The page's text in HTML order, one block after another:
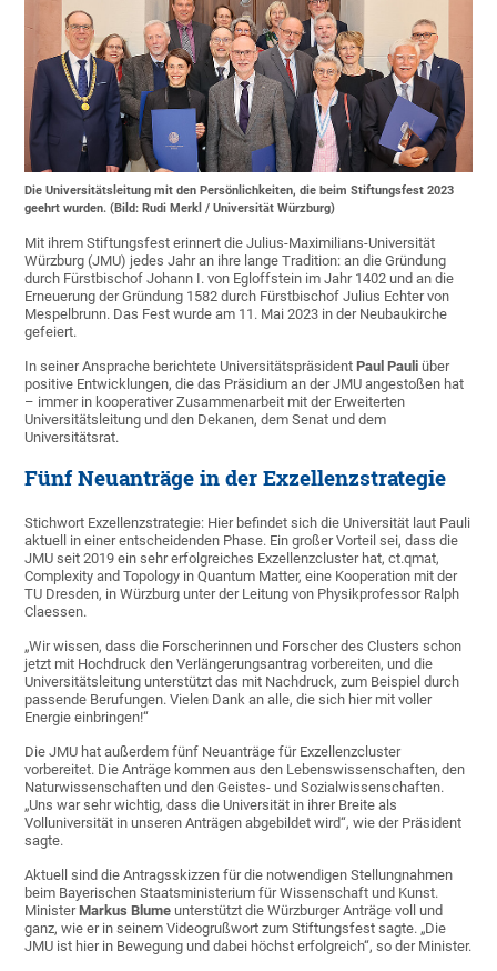
Die Universitätsleitung mit den Persönlichkeiten, die beim Stiftungsfest 2023
geehrt wurden. (Bild: Rudi Merkl / Universität Würzburg)
Mit ihrem Stiftungsfest erinnert die Julius-Maximilians-Universität
Würzburg (JMU) jedes Jahr an ihre lange Tradition: an die Gründung
durch Fürstbischof Johann I. von Egloffstein im Jahr 1402 und an die
Erneuerung der Gründung 1582 durch Fürstbischof Julius Echter von
Mespelbrunn. Das Fest wurde am 11. Mai 2023 in der Neubaukirche
gefeiert.
In seiner Ansprache berichtete UniversitätspräsidentPaul Pauli über
positive Entwicklungen, die das Präsidium an der JMU angestoßen hat
– immer in kooperativer Zusammenarbeit mit der Erweiterten
Universitätsleitung und den Dekanen, dem Senat und dem
Universitätsrat.
Fünf Neuanträge in der Exzellenzstrategie
Stichwort Exzellenzstrategie: Hier befindet sich die Universität laut Pauli
aktuell in einer entscheidenden Phase. Ein großer Vorteil sei, dass die
JMU seit 2019 ein sehr erfolgreiches Exzellenzcluster hat, ct.qmat,
Complexity and Topology in Quantum Matter, eine Kooperation mit der
TU Dresden, in Würzburg unter der Leitung von Physikprofessor Ralph
Claessen.
„Wir wissen, dass die Forscherinnen und Forscher des Clusters schon
jetzt mit Hochdruck den Verlängerungsantrag vorbereiten, und die
Universitätsleitung unterstützt das mit Nachdruck, zum Beispiel durch
passende Berufungen. Vielen Dank an alle, die sich hier mit voller
Energie einbringen!“
Die JMU hat außerdem fünf Neuanträge für Exzellenzcluster
vorbereitet. Die Anträge kommen aus den Lebenswissenschaften, den
Naturwissenschaften und den Geistes- und Sozialwissenschaften.
„Uns war sehr wichtig, dass die Universität in ihrer Breite als
Volluniversität in unseren Anträgen abgebildet wird“, wie der Präsident
sagte.
Aktuell sind die Antragsskizzen für die notwendigen Stellungnahmen
beim Bayerischen Staatsministerium für Wissenschaft und Kunst.
MinisterMarkus Blume unterstützt die Würzburger Anträge voll und
ganz, wie er in seinem Videogrußwort zum Stiftungsfest sagte. „Die
JMU ist hier in Bewegung und dabei höchst erfolgreich“, so der Minister.